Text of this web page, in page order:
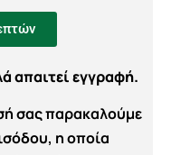
απαιτεί εγγραφή.
σας παρακαλούμε
η οποία